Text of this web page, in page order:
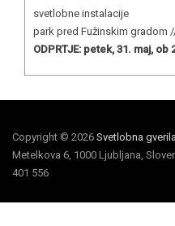
svetlobne instalacije
park pred Fužinskim gradom
ODPRTJE: petek, 31. maj, ob
Copyright © 2026 Svetlobna gverila
Metelkova 6, 1000 Ljubljana,
401 556